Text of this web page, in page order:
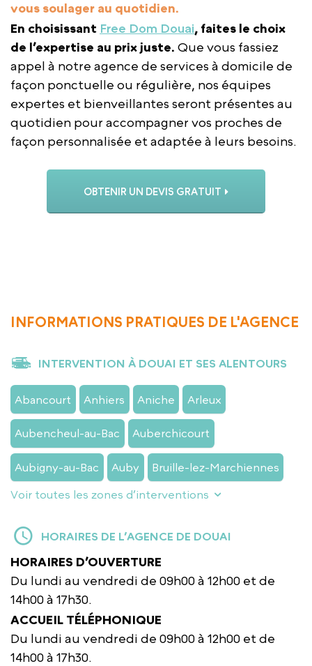
vous soulager au quotidien.
En choisissant Free Dom Douai, faites le choix
de l’expertise au prix juste. Que vous fassiez
appel à notre agence de services à domicile de
façon ponctuelle ou régulière, nos équipes
expertes et bienveillantes seront présentes au
quotidien pour accompagner vos proches de
façon personnalisée et adaptée à leurs besoins.
OBTENIR UN DEVIS GRATUIT
INFORMATIONS PRATIQUES DE L'AGENCE
INTERVENTION À DOUAI ET SES ALENTOURS
Abancourt Anhiers Aniche Arleux
Aubencheul-au-Bac Auberchicourt
Aubigny-au-Bac Auby Bruille-lez-Marchiennes
Voir toutes les zones d’interventions
HORAIRES DE L’AGENCE DE DOUAI
HORAIRES D’OUVERTURE
Du lundi au vendredi de 09h00 à 12h00 et de
14h00 à 17h30.
ACCUEIL TÉLÉPHONIQUE
Du lundi au vendredi de 09h00 à 12h00 et de
14h00 à 17h30.